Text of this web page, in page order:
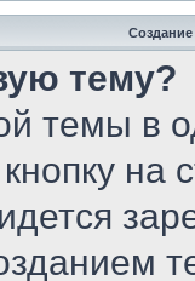
тему?
темы в